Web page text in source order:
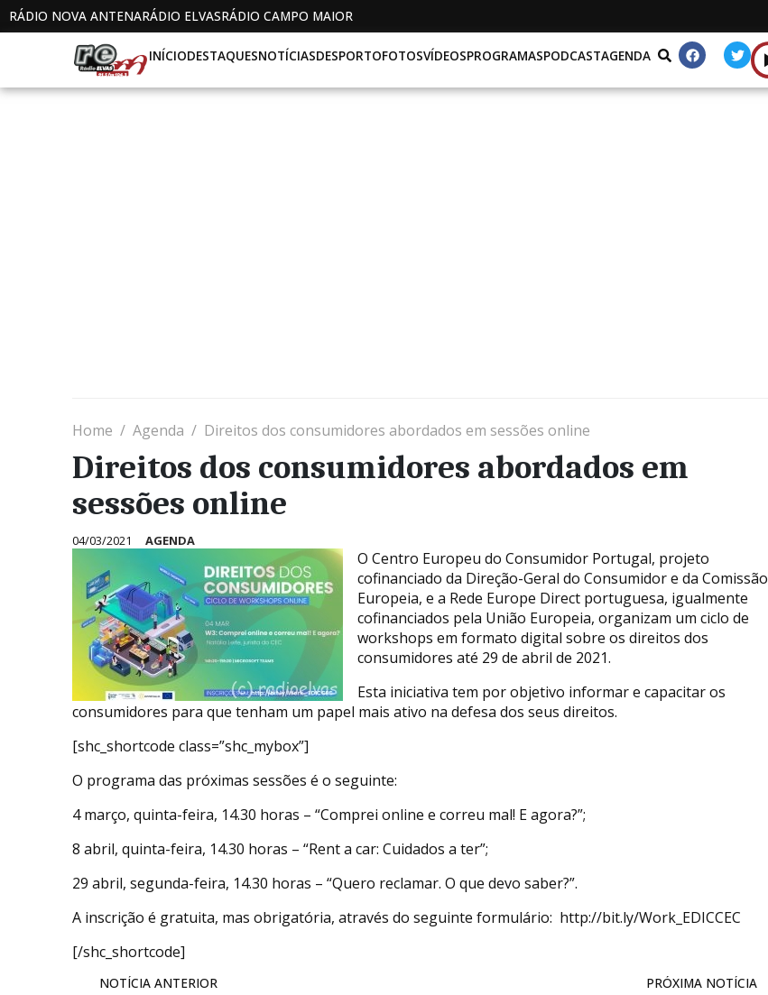
RÁDIO NOVA ANTENARÁDIO ELVASRÁDIO CAMPO MAIOR
INÍCIODESTAQUESNOTÍCIASDESPORTOFOTOSVÍDEOSPROGRAMASPODCASTAGENDA
Home Agenda Direitos dos consumidores abordados em sessões online
Direitos dos consumidores abordados em
sessões online
04/03/2021 AGENDA
O Centro Europeu do Consumidor Portugal, projeto
cofinanciado da Direção-Geral do Consumidor e da Comissão
Europeia, e a Rede Europe Direct portuguesa, igualmente
cofinanciados pela União Europeia, organizam um ciclo de
workshops em formato digital sobre os direitos dos
consumidores até 29 de abril de 2021.
Esta iniciativa tem por objetivo informar e capacitar os
consumidores para que tenham um papel mais ativo na defesa dos seus direitos.
[shc_shortcode class=”shc_mybox”]
O programa das próximas sessões é o seguinte:
4 março, quinta-feira, 14.30 horas – “Comprei online e correu mal! E agora?”;
8 abril, quinta-feira, 14.30 horas – “Rent a car: Cuidados a ter”;
29 abril, segunda-feira, 14.30 horas – “Quero reclamar. O que devo saber?”.
A inscrição é gratuita, mas obrigatória, através do seguinte formulário: http://bit.ly/Work_EDICCEC
[/shc_shortcode]
NOTÍCIA ANTERIOR PRÓXIMA NOTÍCIA